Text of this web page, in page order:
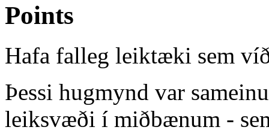
Points
Hafa falleg leiktæki sem
Þessi hugmynd var
leiksvæði í miðbænum -